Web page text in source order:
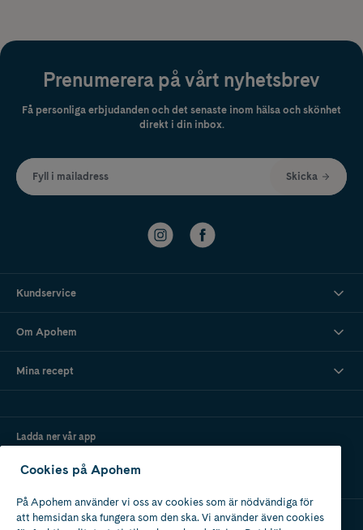
Prenumerera på vårt nyhetsbrev
Få personliga erbjudanden och det senaste inom hälsa och skönhet
direkt i din inbox.
Fyll i mailadress Skicka
Kundservice
Om Apohem
Mina recept
Ladda ner vår app
Cookies på Apohem
På Apohem använder vi oss av cookies som är nödvändiga för
att hemsidan ska fungera som den ska. Vi använder även cookies